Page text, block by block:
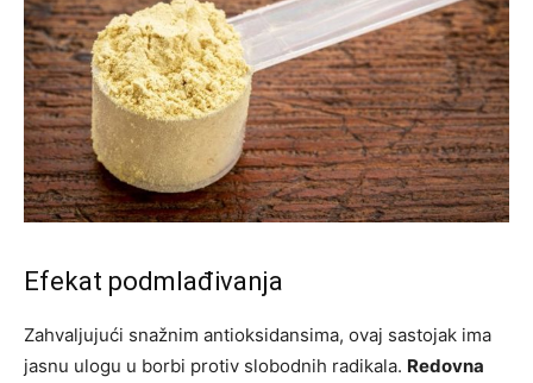
Efekat podmlađivanja
Zahvaljujući snažnim antioksidansima, ovaj sastojak ima
jasnu ulogu u borbi protiv slobodnih radikala. Redovna